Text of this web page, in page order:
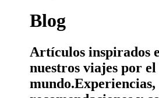
Blog
Artículos inspirados
nuestros viajes por el
mundo.Experiencias,